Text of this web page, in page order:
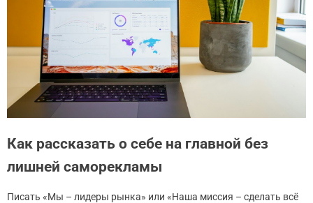
Как рассказать о себе на главной без
лишней саморекламы
Писать «Мы – лидеры рынка» или «Наша миссия – сделать всё